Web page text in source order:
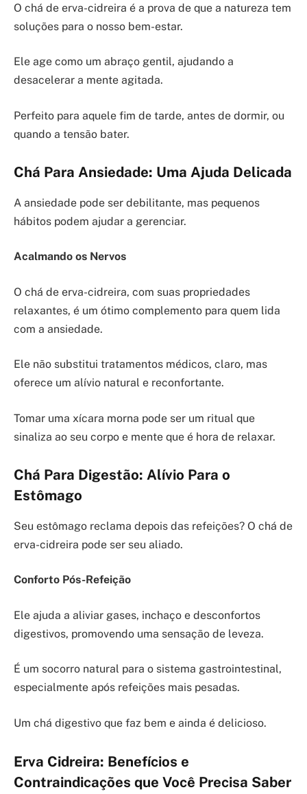
O chá de erva-cidreira é a prova de que a natureza tem
soluções para o nosso bem-estar.
Ele age como um abraço gentil, ajudando a
desacelerar a mente agitada.
Perfeito para aquele fim de tarde, antes de dormir, ou
quando a tensão bater.
Chá Para Ansiedade: Uma Ajuda Delicada
A ansiedade pode ser debilitante, mas pequenos
hábitos podem ajudar a gerenciar.
Acalmando os Nervos
O chá de erva-cidreira, com suas propriedades
relaxantes, é um ótimo complemento para quem lida
com a ansiedade.
Ele não substitui tratamentos médicos, claro, mas
oferece um alívio natural e reconfortante.
Tomar uma xícara morna pode ser um ritual que
sinaliza ao seu corpo e mente que é hora de relaxar.
Chá Para Digestão: Alívio Para o
Estômago
Seu estômago reclama depois das refeições? O chá de
erva-cidreira pode ser seu aliado.
Conforto Pós-Refeição
Ele ajuda a aliviar gases, inchaço e desconfortos
digestivos, promovendo uma sensação de leveza.
É um socorro natural para o sistema gastrointestinal,
especialmente após refeições mais pesadas.
Um chá digestivo que faz bem e ainda é delicioso.
Erva Cidreira: Benefícios e
Contraindicações que Você Precisa Saber